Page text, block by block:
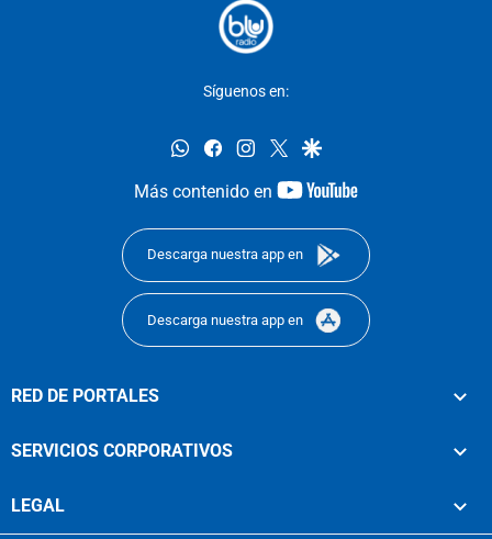
Síguenos en:
whatsappfacebookinstagram
twittergoogle
Más contenido en
youtube-
Descarga nuestra app en
Descarga nuestra app en
RED DE PORTALES
SERVICIOS CORPORATIVOS
LEGAL